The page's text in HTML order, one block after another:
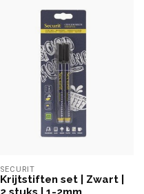
SECURIT
Krijtstiften set | Zwart |